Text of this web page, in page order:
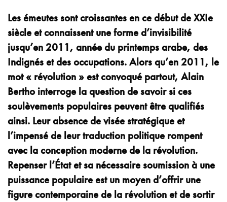
Les émeutes sont croissantes en ce début de XXIe
siècle et connaissent une forme d’invisibilité
jusqu’en 2011, année du printemps arabe, des
Indignés et des occupations. Alors qu’en 2011, le
mot « révolution » est convoqué partout, Alain
Bertho interroge la question de savoir si ces
soulèvements populaires peuvent être qualifiés
ainsi. Leur absence de visée stratégique et
l’impensé de leur traduction politique rompent
avec la conception moderne de la révolution.
Repenser l’État et sa nécessaire soumission à une
puissance populaire est un moyen d’offrir une
figure contemporaine de la révolution et de sortir